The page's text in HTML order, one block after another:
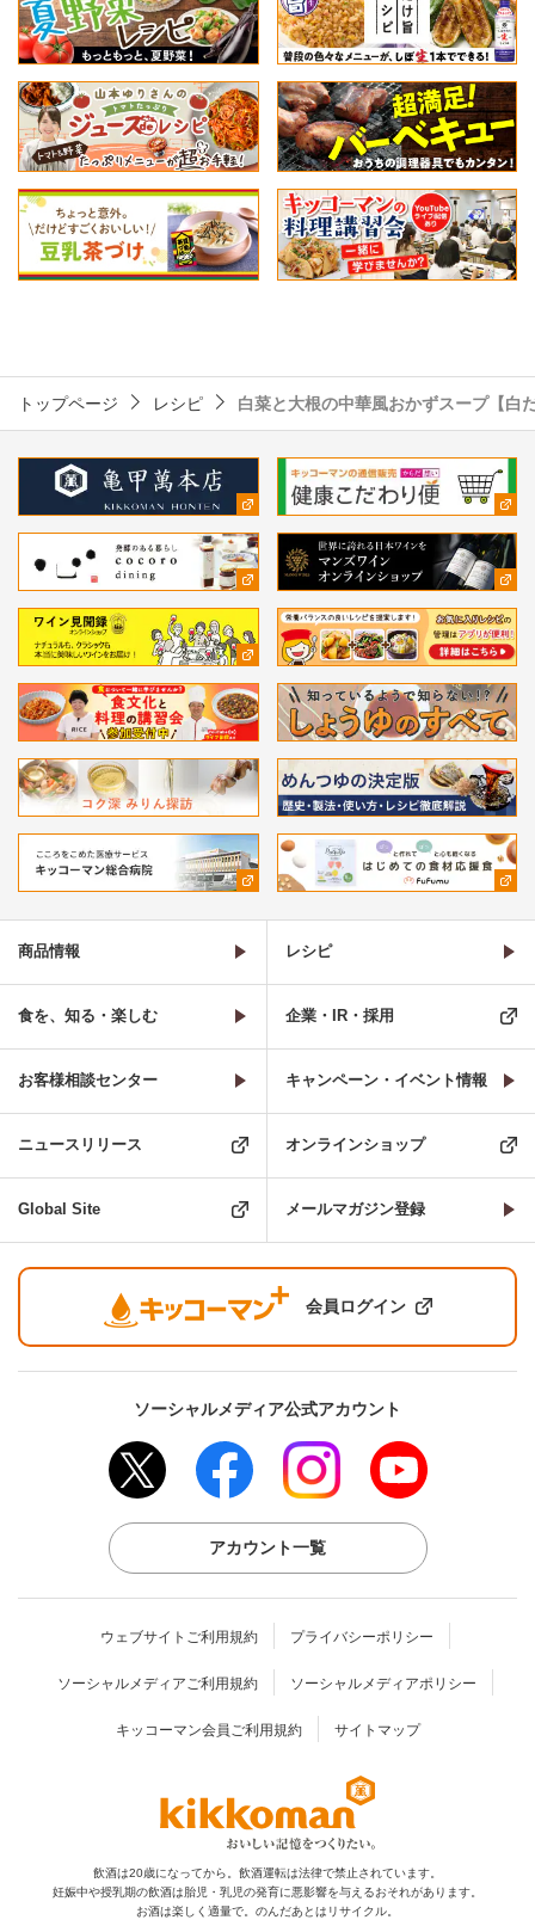
トップページ レシピ 白菜と大根の中華風おかずスープ【白
商品情報 レシピ
食を、知る・楽しむ 企業・IR・採用
お客様相談センター キャンペーン・イベント情報
ニュースリリース オンラインショップ
Global Site メールマガジン登録
会員ログイン
ソーシャルメディア公式アカウント
アカウント一覧
ウェブサイトご利用規約 プライバシーポリシー
ソーシャルメディアご利用規約 ソーシャルメディアポリシー
キッコーマン会員ご利用規約 サイトマップ
飲酒は20歳になってから。飲酒運転は法律で禁止されています。
妊娠中や授乳期の飲酒は胎児・乳児の発育に悪影響を与えるおそれがあります。
お酒は楽しく適量で。のんだあとはリサイクル。